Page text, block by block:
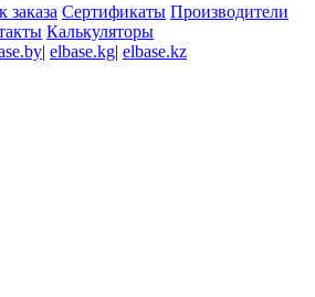
заказа Сертификаты Производители
Калькуляторы
| elbase.kg| elbase.kz